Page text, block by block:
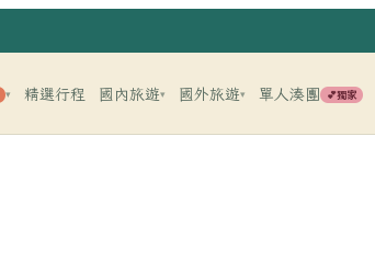
▾ 精選行程 國內旅遊▾ 國外旅遊▾ 單人湊團 💕獨家